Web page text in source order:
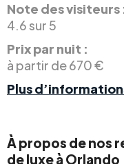
Note des visiteurs
4.6 sur 5
Prix par nuit :
à partir de 670 €
Plus
À propos de nos
de luxe à Orlando